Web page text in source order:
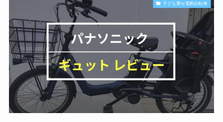
子ども乗せ電動自転車